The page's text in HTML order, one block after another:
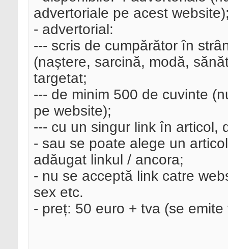
advertoriale pe acest
- advertorial:
--- scris de cumpărător în
(naștere, sarcină, modă,
targetat;
--- de minim 500 de cuvinte
pe website);
--- cu un singur link în articol,
- sau se poate alege un
adăugat linkul / ancora;
- nu se acceptă link catre
sex etc.
- preț: 50 euro + tva (se emite